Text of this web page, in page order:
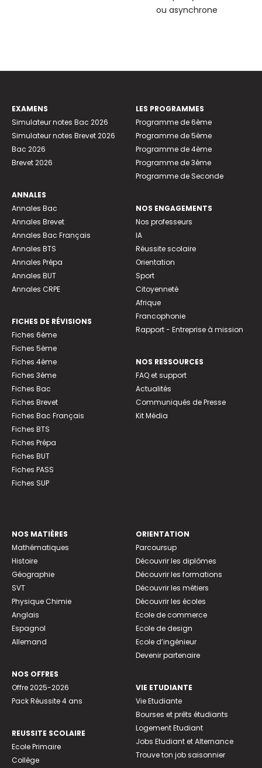
ou asynchrone
EXAMENS
Simulateur notes Bac 2026
Simulateur notes Brevet 2026
Bac 2026
Brevet 2026
ANNALES
Annales Bac
Annales Brevet
Annales Bac Français
Annales BTS
Annales Prépa
Annales BUT
Annales CRPE
FICHES DE RÉVISIONS
Fiches 6ème
Fiches 5ème
Fiches 4ème
Fiches 3ème
Fiches Bac
Fiches Brevet
Fiches Bac Français
Fiches BTS
Fiches Prépa
Fiches BUT
Fiches PASS
Fiches SUP
LES PROGRAMMES
Programme de 6ème
Programme de 5ème
Programme de 4ème
Programme de 3ème
Programme de Seconde
NOS ENGAGEMENTS
Nos professeurs
IA
Réussite scolaire
Orientation
Sport
Citoyenneté
Afrique
Francophonie
Rapport - Entreprise à mission
NOS RESSOURCES
FAQ et support
Actualités
Communiqués de Presse
Kit Média
NOS MATIÈRES
Mathématiques
Histoire
Géographie
SVT
Physique Chimie
Anglais
Espagnol
Allemand
NOS OFFRES
Offre 2025-2026
Pack Réussite 4 ans
REUSSITE SCOLAIRE
Ecole Primaire
Collège
ORIENTATION
Parcoursup
Découvrir les diplômes
Découvrir les formations
Découvrir les métiers
Découvrir les écoles
Ecole de commerce
Ecole de design
Ecole d’ingénieur
Devenir partenaire
VIE ETUDIANTE
Vie Etudiante
Bourses et prêts étudiants
Logement Etudiant
Jobs Etudiant et Alternance
Trouve ton job saisonnier